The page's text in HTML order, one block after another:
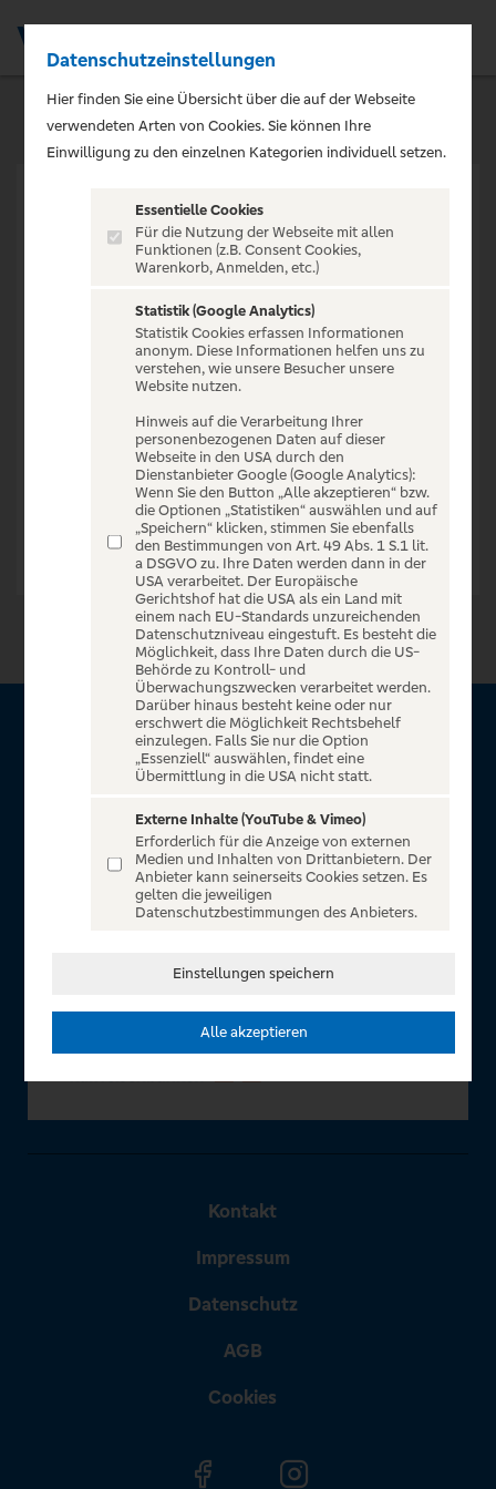
VERANSTALTUNG NICHT
GEFUNDEN
Zur Startseite
Über VR Entertain
für alle Kunden der Volksbanken Raiffeisenbanken. Auf
unserem einzigartigen Portal finden Sie Tickets für
atemberaubende Konzerte, Musicals und Shows, die
Fußball-Bundesliga sowie die Champions League und die
In Zusammenarbeit mit
Kontakt
Impressum
Datenschutz
AGB
Cookies
Datenschutzeinstellungen
Hier finden Sie eine Übersicht über die auf der Webseite
verwendeten Arten von Cookies. Sie können Ihre
Einwilligung zu den einzelnen Kategorien individuell setzen.
Essentielle Cookies
Für die Nutzung der Webseite mit allen
Funktionen (z.B. Consent Cookies,
Warenkorb, Anmelden, etc.)
Statistik (Google Analytics)
Statistik Cookies erfassen Informationen
anonym. Diese Informationen helfen uns zu
verstehen, wie unsere Besucher unsere
Website nutzen.
Hinweis auf die Verarbeitung Ihrer
personenbezogenen Daten auf dieser
Webseite in den USA durch den
Dienstanbieter Google (Google Analytics):
Wenn Sie den Button „Alle akzeptieren“ bzw.
die Optionen „Statistiken“ auswählen und auf
„Speichern“ klicken, stimmen Sie ebenfalls
den Bestimmungen von Art. 49 Abs. 1 S.1 lit.
a DSGVO zu. Ihre Daten werden dann in der
USA verarbeitet. Der Europäische
Gerichtshof hat die USA als ein Land mit
einem nach EU-Standards unzureichenden
Datenschutzniveau eingestuft. Es besteht die
Möglichkeit, dass Ihre Daten durch die US-
Behörde zu Kontroll- und
Überwachungszwecken verarbeitet werden.
Darüber hinaus besteht keine oder nur
erschwert die Möglichkeit Rechtsbehelf
einzulegen. Falls Sie nur die Option
„Essenziell“ auswählen, findet eine
Übermittlung in die USA nicht statt.
Externe Inhalte (YouTube & Vimeo)
Erforderlich für die Anzeige von externen
Medien und Inhalten von Drittanbietern. Der
Anbieter kann seinerseits Cookies setzen. Es
gelten die jeweiligen
Datenschutzbestimmungen des Anbieters.
Einstellungen speichern
Alle akzeptieren